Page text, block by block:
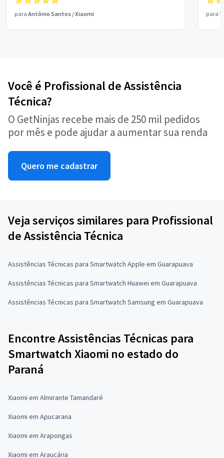
para Antônio Santos /Xiaomi para
Você é Profissional de Assistência
Técnica?
O GetNinjas recebe mais de 250 mil pedidos
por mês e pode ajudar a aumentar sua renda
Quero me cadastrar
Veja serviços similares para Profissional
de Assistência Técnica
Assistências Técnicas para Smartwatch Apple em Guarapuava
Assistências Técnicas para Smartwatch Huawei em Guarapuava
Assistências Técnicas para Smartwatch Samsung em Guarapuava
Encontre Assistências Técnicas para
Smartwatch Xiaomi no estado do
Paraná
Xiaomi em Almirante Tamandaré
Xiaomi em Apucarana
Xiaomi em Arapongas
Xiaomi em Araucária